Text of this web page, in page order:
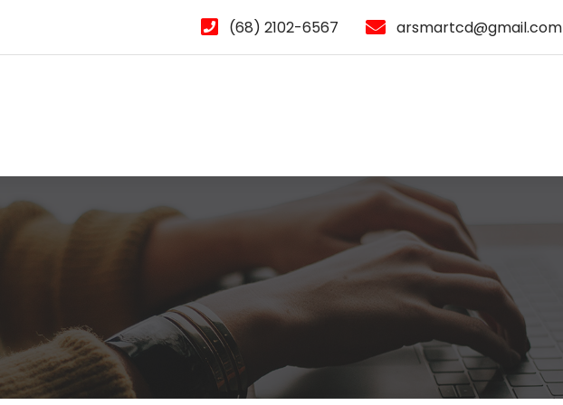
(68) 2102-6567 arsmartcd@gmail.com